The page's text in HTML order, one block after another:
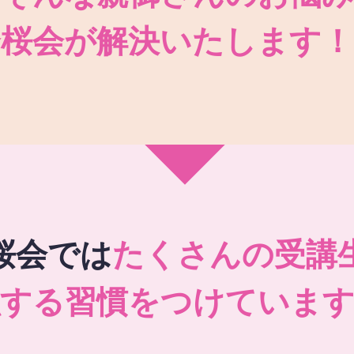
会が解決いたします！
会ではたくさんの受講
る習慣をつけています